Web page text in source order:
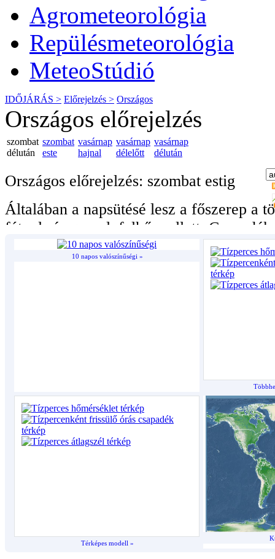
Agrometeorológia
Repülésmeteorológia
MeteoStúdió
IDŐJÁRÁS > Előrejelzés > Országos
Országos előrejelzés
10 napos valószínűségi »
Térképes modell »